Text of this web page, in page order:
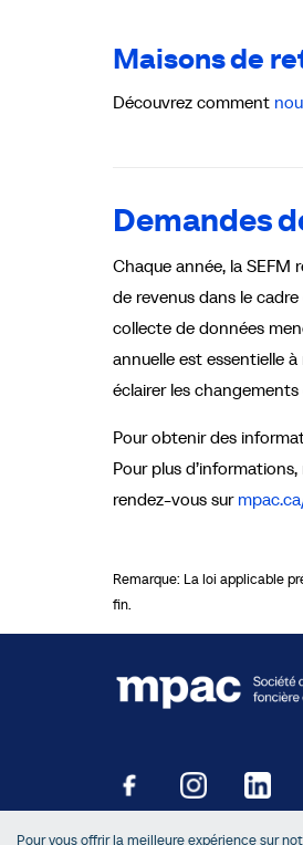
Pour vous offrir la meilleure expérience sur
Maisons de
Découvrez comment
Demandes
Chaque année, la SEFM
de revenus dans le
collecte de données
annuelle est essentielle
éclairer les
Pour obtenir des
Pour plus
rendez-vous sur
Remarque: La loi applicable
fin.